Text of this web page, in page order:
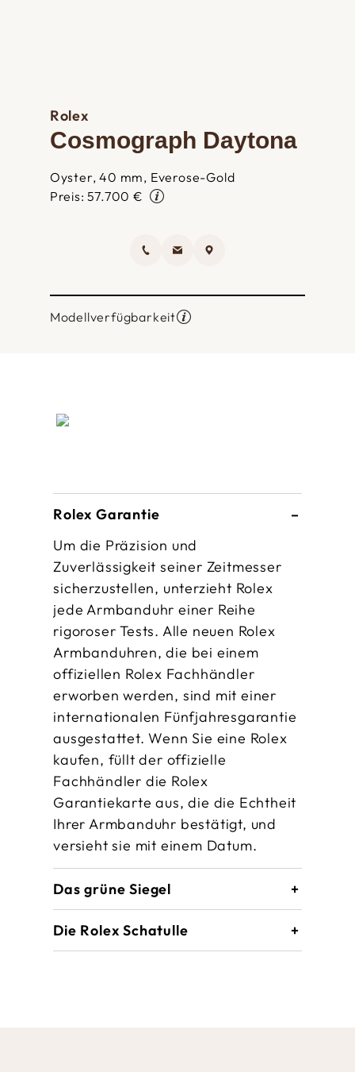
Rolex
Cosmograph Daytona
Oyster, 40 mm, Everose-Gold
Preis: 57.700 €
Modellverfügbarkeit
Rolex Garantie
Um die Präzision und
Zuverlässigkeit seiner Zeitmesser
sicherzustellen, unterzieht Rolex
jede Armbanduhr einer Reihe
rigoroser Tests. Alle neuen Rolex
Armbanduhren, die bei einem
offiziellen Rolex Fachhändler
erworben werden, sind mit einer
internationalen Fünfjahres­garantie
ausgestattet. Wenn Sie eine Rolex
kaufen, füllt der offizielle
Fachhändler die Rolex
Garantiekarte aus, die die Echtheit
Ihrer Armbanduhr bestätigt, und
versieht sie mit einem Datum.
Das grüne Siegel
Die Rolex Schatulle